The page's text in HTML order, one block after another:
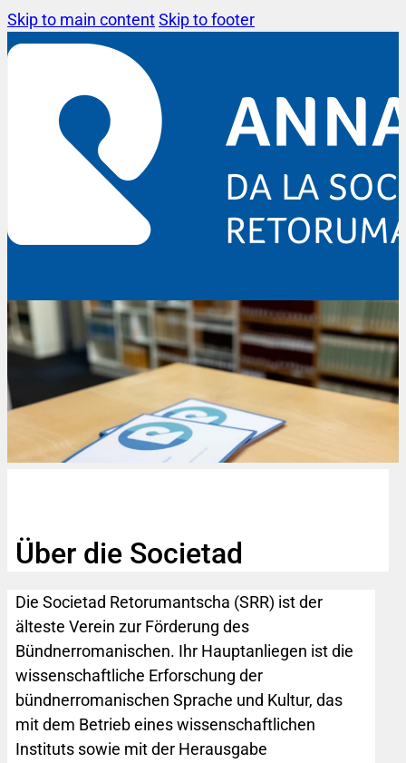
Skip to main contentSkip to footer
Über die Societad
Die Societad Retorumantscha (SRR) ist der
älteste Verein zur Förderung des
Bündnerromanischen. Ihr Hauptanliegen ist die
wissenschaftliche Erforschung der
bündnerromanischen Sprache und Kultur, das
mit dem Betrieb eines wissenschaftlichen
Instituts sowie mit der Herausgabe